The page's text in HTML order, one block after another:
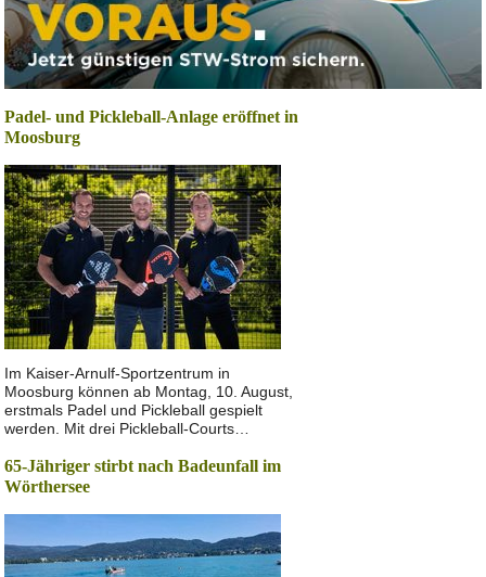
Padel- und Pickleball-Anlage eröffnet in
Moosburg
Im Kaiser-Arnulf-Sportzentrum in
Moosburg können ab Montag, 10. August,
erstmals Padel und Pickleball gespielt
werden. Mit drei Pickleball-Courts…
65-Jähriger stirbt nach Badeunfall im
Wörthersee